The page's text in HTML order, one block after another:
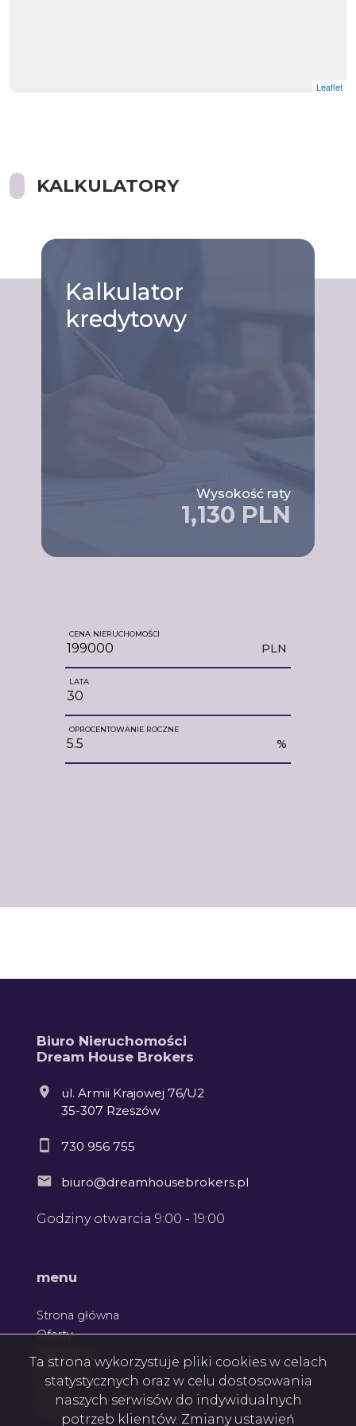
Leaflet
KALKULATORY
Kalkulator
kredytowy
Wysokość raty
1,130 PLN
CENA NIERUCHOMOŚCI
PLN
LATA
OPROCENTOWANIE ROCZNE
%
Biuro Nieruchomości
Dream House Brokers
ul. Armii Krajowej 76/U2
35-307 Rzeszów
730 956 755
biuro@dreamhousebrokers.pl
Godziny otwarcia 9:00 - 19:00
menu
Strona główna
Oferty
Ta strona wykorzystuje pliki cookies w celach
statystycznych oraz w celu dostosowania
naszych serwisów do indywidualnych
potrzeb klientów. Zmiany ustawień